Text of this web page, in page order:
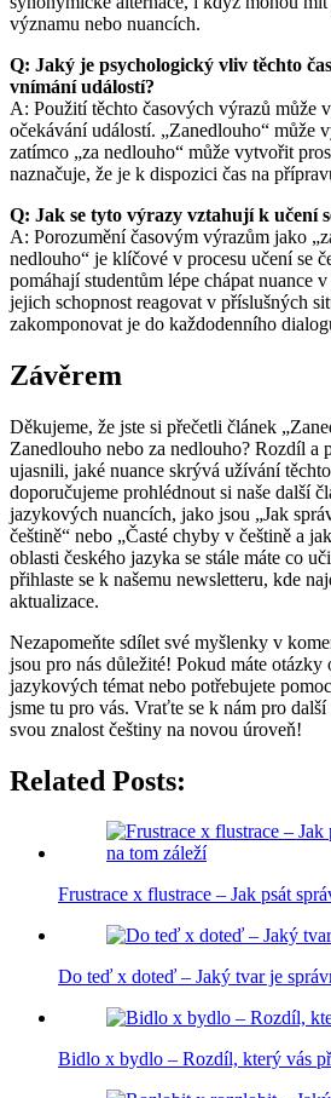
významu nebo nuancích.
Q: Jaký je psychologický vliv těchto
vnímání událostí?
A: Použití těchto časových výrazů může
očekávání událostí. „Zanedlouho“ může
zatímco „za nedlouho“ může vytvořit
naznačuje, že je k dispozici čas na
Q: Jak se tyto výrazy vztahují k učení
A: Porozumění časovým výrazům jako
nedlouho“ je klíčové v procesu učení se
pomáhají studentům lépe chápat nuance
jejich schopnost reagovat v příslušných
zakomponovat je do každodenního
Závěrem
Děkujeme, že jste si přečetli článek
Zanedlouho nebo za nedlouho? Rozdíl a
ujasnili, jaké nuance skrývá užívání
doporučujeme prohlédnout si naše další
jazykových nuancích, jako jsou „Jak
češtině“ nebo „Časté chyby v češtině a
oblasti českého jazyka se stále máte co
přihlaste se k našemu newsletteru, kde
aktualizace.
Nezapomeňte sdílet své myšlenky v
jsou pro nás důležité! Pokud máte otázky
jazykových témat nebo potřebujete
jsme tu pro vás. Vraťte se k nám pro
svou znalost češtiny na novou úroveň!
Related Posts:
Frustrace x flustrace – Jak psát
Do teď x doteď – Jaký tvar je
Bidlo x bydlo – Rozdíl, který vás